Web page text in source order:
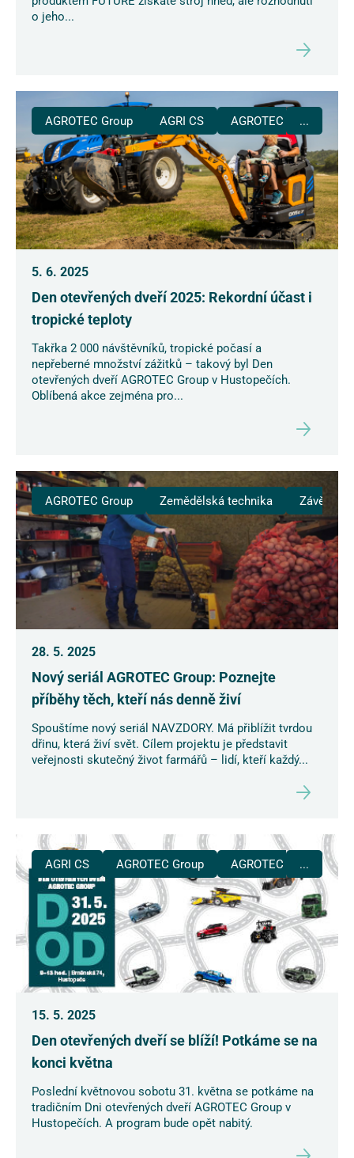
o jeho...
AGROTEC Group AGRI CS AGROTEC Plus
...
5. 6. 2025
Den otevřených dveří 2025: Rekordní účast i
tropické teploty
Takřka 2 000 návštěvníků, tropické počasí a
nepřeberné množství zážitků – takový byl Den
otevřených dveří AGROTEC Group v Hustopečích.
Oblíbená akce zejména pro...
AGROTEC Group Zemědělská technika Závěsná
28. 5. 2025
Nový seriál AGROTEC Group: Poznejte
příběhy těch, kteří nás denně živí
Spouštíme nový seriál NAVZDORY. Má přiblížit tvrdou
dřinu, která živí svět. Cílem projektu je představit
veřejnosti skutečný život farmářů – lidí, kteří každý...
AGRI CS AGROTEC Group AGROTEC Plus
...
15. 5. 2025
Den otevřených dveří se blíží! Potkáme se na
konci května
Poslední květnovou sobotu 31. května se potkáme na
tradičním Dni otevřených dveří AGROTEC Group v
Hustopečích. A program bude opět nabitý.